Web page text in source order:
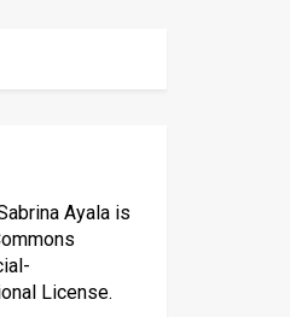
Ayalais
License.